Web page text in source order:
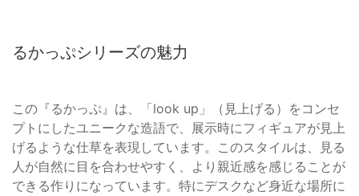
るかっぷシリーズの魅力
この『るかっぷ』は、「look up」（見上げる）をコンセ
プトにしたユニークな造語で、展示時にフィギュアが見上
げるような仕草を表現しています。このスタイルは、見る
人が自然に目を合わせやすく、より親近感を感じることが
できる作りになっています。特にデスクなど身近な場所に